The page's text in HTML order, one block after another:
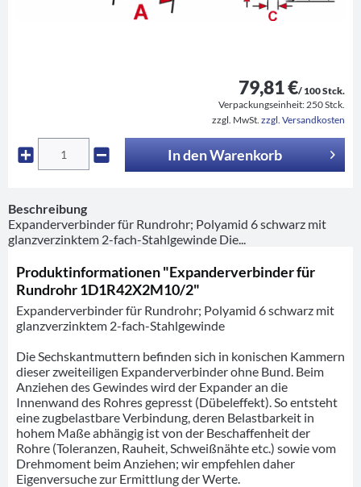
79,81 €/ 100 Stck.
Verpackungseinheit: 250 Stck.
zzgl. MwSt. zzgl. Versandkosten
In denWarenkorb
Beschreibung
Expanderverbinder für Rundrohr; Polyamid 6 schwarz mit
glanzverzinktem 2-fach-Stahlgewinde Die...
Produktinformationen "Expanderverbinder für
Rundrohr 1D1R42X2M10/2"
Expanderverbinder für Rundrohr; Polyamid 6 schwarz mit
glanzverzinktem 2-fach-Stahlgewinde
Die Sechskantmuttern befinden sich in konischen Kammern
dieser zweiteiligen Expanderverbinder ohne Bund. Beim
Anziehen des Gewindes wird der Expander an die
Innenwand des Rohres gepresst (Dübeleffekt). So entsteht
eine zugbelastbare Verbindung, deren Belastbarkeit in
hohem Maße abhängig ist von der Beschaffenheit der
Rohre (Toleranzen, Rauheit, Schweißnähte etc.) sowie vom
Drehmoment beim Anziehen; wir empfehlen daher
Eigenversuche zur Ermittlung der Werte.